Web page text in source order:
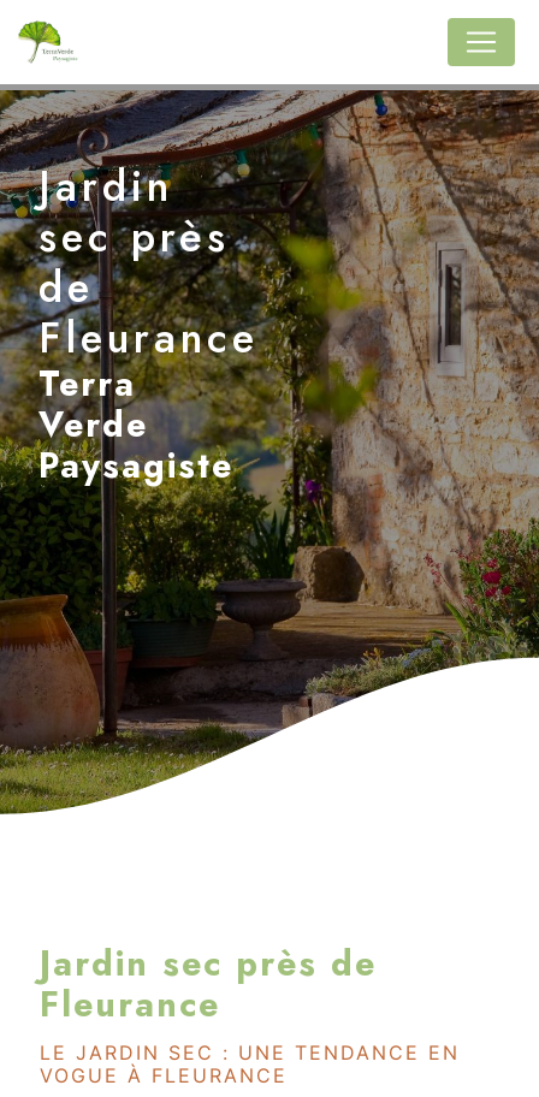
Jardin
sec près
de
Fleurance
Terra
Verde
Paysagiste
Jardin sec près de
Fleurance
LE JARDIN SEC : UNE TENDANCE EN
VOGUE À FLEURANCE
Panneau de gestion des cookies